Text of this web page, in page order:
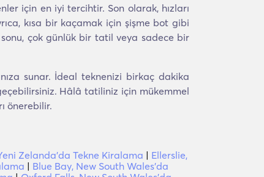
için en iyi tercihtir. Son olarak, hızları
kısa bir kaçamak için şişme bot gibi
çok günlük bir tatil veya sadece bir
sunar. İdeal teknenizi birkaç dakika
Hâlâ tatiliniz için mükemmel
önerebilir.
Zelanda'da Tekne Kiralama | Ellerslie,
| Blue Bay, New South Wales'da